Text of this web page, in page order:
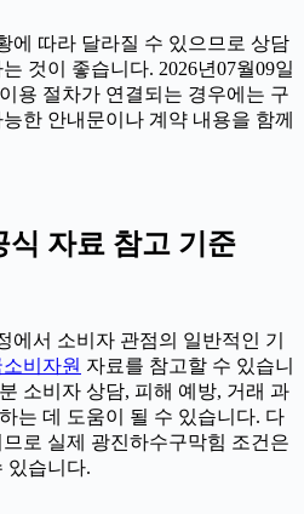
에 따라 달라질 수 있으므로 상담
것이 좋습니다. 2026년07월09일
용 절차가 연결되는 경우에는 구
한 안내문이나 계약 내용을 함께
자료 참고 기준
에서 소비자 관점의 일반적인 기
비자원 자료를 참고할 수 있습니
소비자 상담, 피해 예방, 거래 과
는 데 도움이 될 수 있습니다. 다
로 실제 광진하수구막힘 조건은
있습니다.